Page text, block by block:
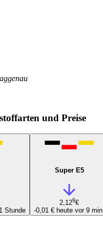
und Preise
Stunde
Super E5
2,129€
-0,01 € heute vor 9 min.